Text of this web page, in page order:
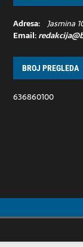
Adresa: Jasmina
Email:
BROJ PREGLEDA
636860100